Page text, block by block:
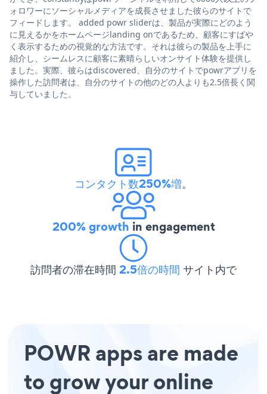
ォロワーにソーシャルメディアを成長させました彼らのサイトで
フィードします。 added powr sliderは、製品が実際にどのよう
に見えるかをホームページlanding onであるため、顧客にすばや
く表示するための視覚的な方法です。それは彼らの製品を上手に
紹介し、シームレスに顧客に素晴らしいオンサイト体験を提供し
ました。実際、彼らはdiscovered、自分のサイトでpowrアプリを
操作した訪問者は、自分のサイトの他のどの人よりも2.5倍長く関
与していました。
コンタクト数250%増。
200% growth in engagement
訪問者の滞在時間 2.5倍の時間 サイト内で
POWR apps are made
to grow your online